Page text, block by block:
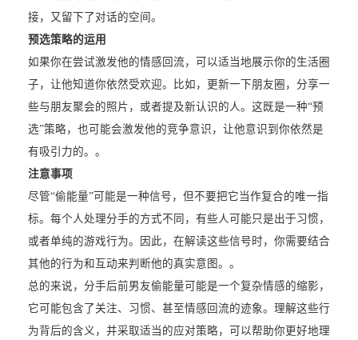
接，又留下了对话的空间。
预选策略的运用
如果你在尝试激发他的情感回流，可以适当地展示你的生活圈
子，让他知道你依然受欢迎。比如，更新一下朋友圈，分享一
些与朋友聚会的照片，或者提及新认识的人。这既是一种“预
选”策略，也可能会激发他的竞争意识，让他意识到你依然是
有吸引力的。。
注意事项
尽管“偷能量”可能是一种信号，但不要把它当作复合的唯一指
标。每个人处理分手的方式不同，有些人可能只是出于习惯，
或者单纯的游戏行为。因此，在解读这些信号时，你需要结合
其他的行为和互动来判断他的真实意图。。
总的来说，分手后前男友偷能量可能是一个复杂情感的缩影，
它可能包含了关注、习惯、甚至情感回流的迹象。理解这些行
为背后的含义，并采取适当的应对策略，可以帮助你更好地理